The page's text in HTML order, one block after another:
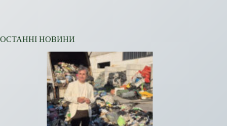
ОСТАННІ НОВИНИ